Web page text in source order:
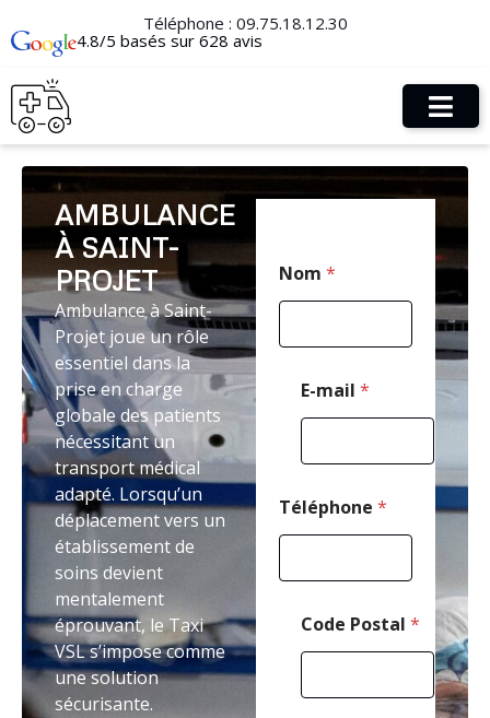
Téléphone : 09.75.18.12.30
4.8/5 basés sur 628 avis
AMBULANCE
À SAINT-
PROJET
Ambulance à Saint-
Projet joue un rôle
essentiel dans la
prise en charge
globale des patients
nécessitant un
transport médical
adapté. Lorsqu’un
déplacement vers un
établissement de
soins devient
mentalement
éprouvant, le Taxi
VSL s’impose comme
une solution
sécurisante.
Nom *
E-mail *
Téléphone *
N
m
M
e
s
s
a
E
-
m
Code Postal *